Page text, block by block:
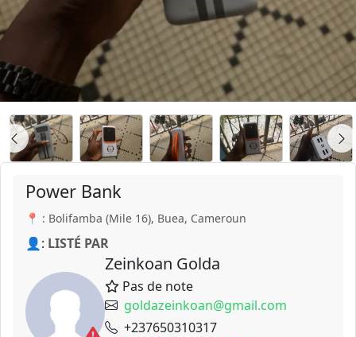
Power Bank
📍 : Bolifamba (Mile 16), Buea, Cameroun
👤: LISTÉ PAR
Zeinkoan Golda
Pas de note
goldazeinkoan@gmail.com
+237650310317